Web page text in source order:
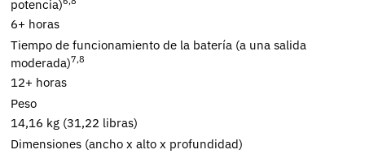
potencia)
6+ horas
Tiempo de funcionamiento de la batería (a una salida
moderada)7,8
12+ horas
Peso
14,16 kg (31,22 libras)
Dimensiones (ancho x alto x profundidad)